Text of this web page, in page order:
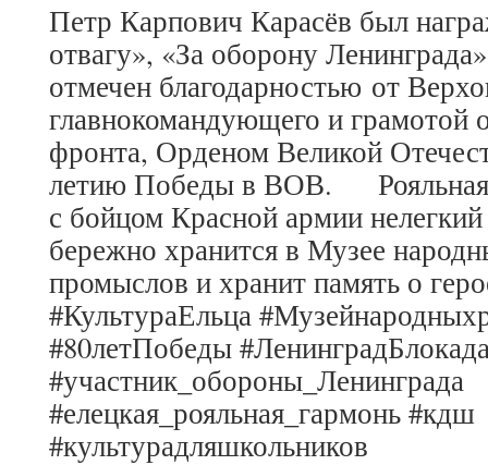
Петр Карпович Карасёв был
отвагу», «За оборону
отмечен благодарностью от
главнокомандующего и грамотой
фронта, Орденом Великой
летию Победы в ВОВ.
с бойцом Красной армии
бережно хранится в Музее
промыслов и хранит память о
#КультураЕльца
#80летПобеды
#участник_обороны_Ленинграда
#елецкая_рояльная_гармонь #кдш
#культурадляшкольников